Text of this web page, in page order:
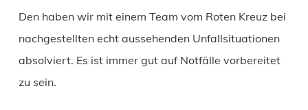
Den haben wir mit einem Team vom Roten Kreuz bei
nachgestellten echt aussehenden Unfallsituationen
absolviert. Es ist immer gut auf Notfälle vorbereitet
zu sein.